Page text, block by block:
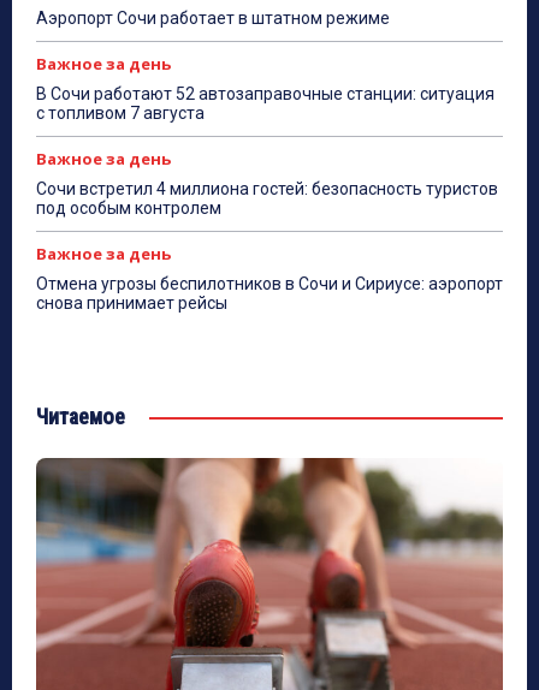
Аэропорт Сочи работает в штатном режиме
Важное за день
В Сочи работают 52 автозаправочные станции: ситуация
с топливом 7 августа
Важное за день
Сочи встретил 4 миллиона гостей: безопасность туристов
под особым контролем
Важное за день
Отмена угрозы беспилотников в Сочи и Сириусе: аэропорт
снова принимает рейсы
Читаемое